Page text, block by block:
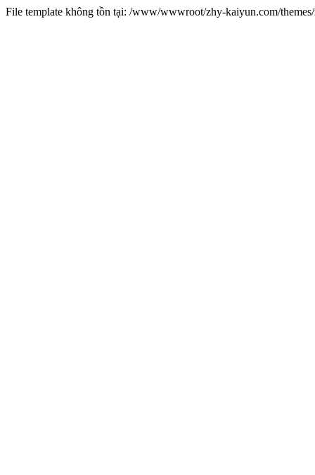
File template không tồn tại: /www/wwwroot/zhy-kaiyun.com/